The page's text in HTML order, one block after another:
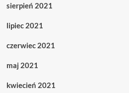
sierpień 2021
lipiec 2021
czerwiec 2021
maj 2021
kwiecień 2021